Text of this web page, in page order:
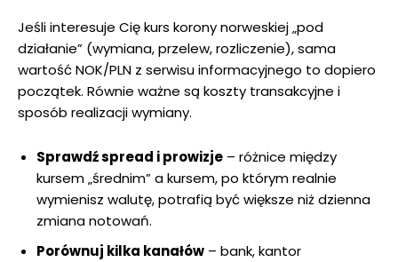
Jeśli interesuje Cię kurs korony norweskiej „pod
działanie” (wymiana, przelew, rozliczenie), sama
wartość NOK/PLN z serwisu informacyjnego to dopiero
początek. Równie ważne są koszty transakcyjne i
sposób realizacji wymiany.
Sprawdź spread i prowizje – różnice między
kursem „średnim” a kursem, po którym realnie
wymienisz walutę, potrafią być większe niż dzienna
zmiana notowań.
Porównuj kilka kanałów – bank, kantor